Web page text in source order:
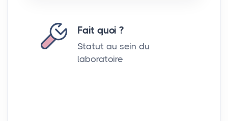
Fait quoi ?
Statut au sein du
laboratoire